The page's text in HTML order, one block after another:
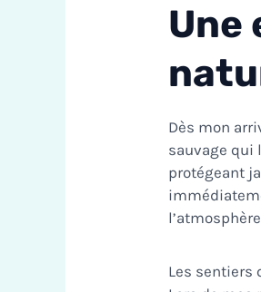
Une
Dès mon
sauvage qui
protégeant
Les sentiers